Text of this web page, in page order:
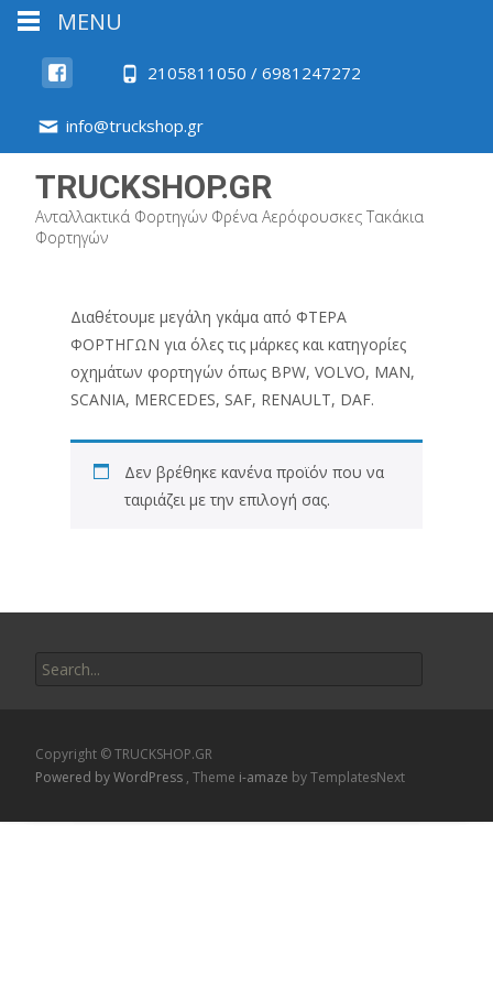
2105811050 / 6981247272
info@truckshop.gr
TRUCKSHOP.GR
Ανταλλακτικά Φορτηγών Φρένα Αερόφουσκες Τακάκια
Φορτηγών
Διαθέτουμε μεγάλη γκάμα από ΦΤΕΡΑ
ΦΟΡΤΗΓΩΝ για όλες τις μάρκες και κατηγορίες
οχημάτων φορτηγών όπως BPW, VOLVO, MAN,
SCANIA, MERCEDES, SAF, RENAULT, DAF.
Δεν βρέθηκε κανένα προϊόν που να
ταιριάζει με την επιλογή σας.
for:
Copyright © TRUCKSHOP.GR
Powered by WordPress , Theme i-amaze by TemplatesNext
MENU